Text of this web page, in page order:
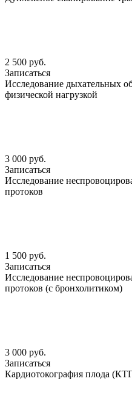
2 500 руб.
Записаться
Исследование дыхательных
физической нагрузкой
3 000 руб.
Записаться
Исследование
протоков
1 500 руб.
Записаться
Исследование
протоков (с бронхолитиком)
3 000 руб.
Записаться
Кардиотокография плода